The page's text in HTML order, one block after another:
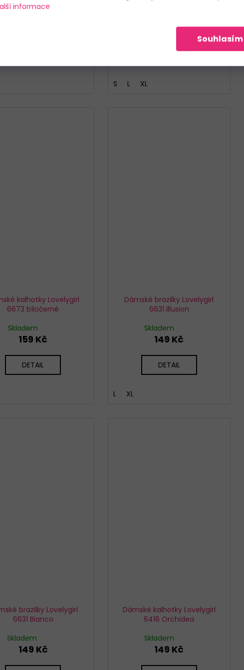
informace
Souhlasím
259 Kč
DETAIL
S L XL
kalhotky Lovelygirl
6673 bíločerné
Skladem
159 Kč
DETAIL
Dámské brazilky Lovelygirl
6631 Illusion
Skladem
149 Kč
DETAIL
L XL
brazilky Lovelygirl
6631 Bianco
Skladem
149 Kč
Dámské kalhotky Lovelygirl
6416 Orchidea
Skladem
149 Kč